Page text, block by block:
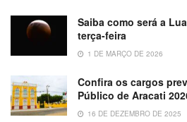
Saiba como será a
terça-feira
1 DE MARÇO DE 2026
Confira os cargos
Público de Aracati
16 DE DEZEMBRO DE 2025